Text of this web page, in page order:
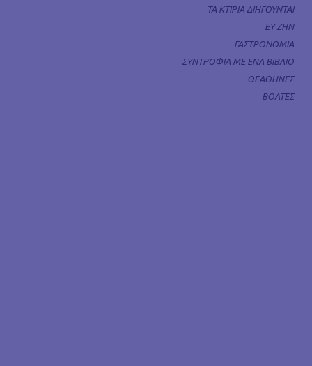
ΤΑ ΚΤΙΡΙΑ ΔΙΗΓΟΥΝΤΑΙ
ΕΥ ΖΗΝ
ΓΑΣΤΡΟΝΟΜΙΑ
ΣΥΝΤΡΟΦΙΑ ΜΕ ΕΝΑ ΒΙΒΛΙΟ
ΘΕΑΘΗΝΕΣ
ΒΟΛΤΕΣ